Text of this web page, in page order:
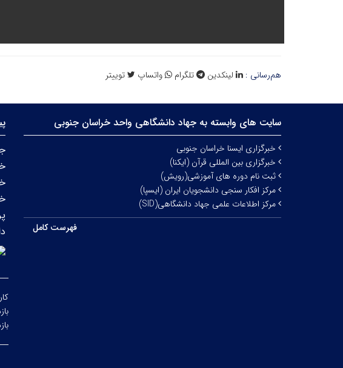
هم‌رسانی : لینکدین تلگرام واتساپ توییتر
سایت های وابسته به جهاد دانشگاهی واحد خراسان جنوبی
خبرگزاری ایسنا خراسان جنوبی
خبرگزاری بین المللی قرآن (ایکنا)
ثبت نام دوره های آموزشی(رویش)
مرکز افکار سنجی دانشجویان ایران (ایسپا)
مرکز اطلاعات علمی جهاد دانشگاهی(SID)
فهرست کامل